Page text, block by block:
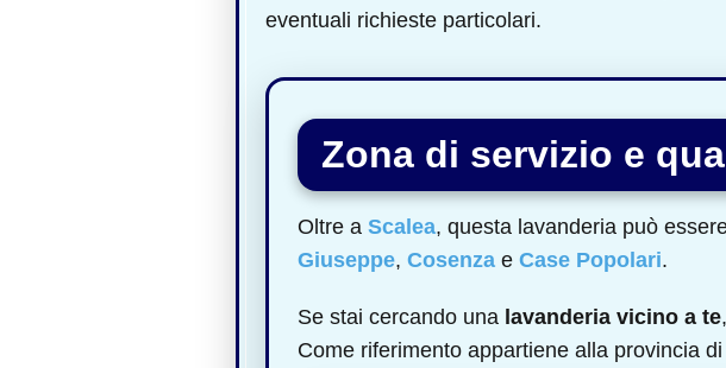
eventuali richieste particolari.
Zona di servizio e
Oltre a Scalea, questa lavanderia può
Giuseppe, Cosenza e Case Popolari.
Se stai cercando una lavanderia vicino a te
Come riferimento appartiene alla provincia di